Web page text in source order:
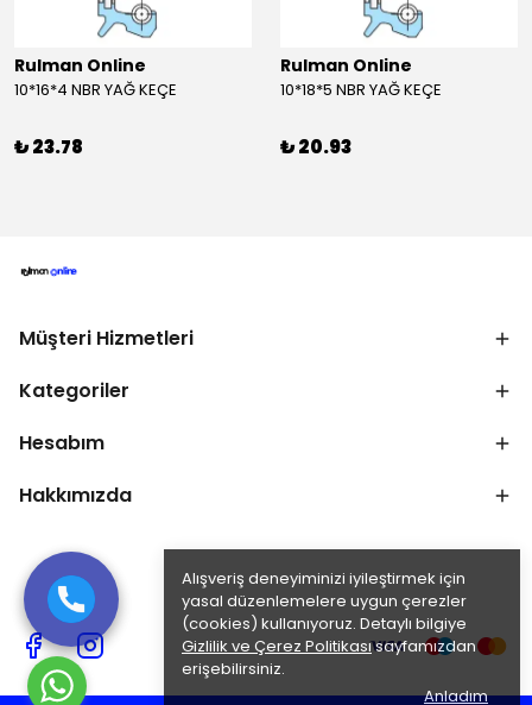
Alışveriş deneyiminizi iyileştirmek için
yasal düzenlemelere uygun çerezler
(cookies) kullanıyoruz. Detaylı bilgiye
Gizlilik ve Çerez Politikasısayfamızdan
erişebilirsiniz.
Anladım
Rulman Online
10*16*4 NBR YAĞ KEÇE
₺ 23.78
Rulman Online
10*18*5 NBR YAĞ KEÇE
₺ 20.93
Müşteri Hizmetleri
Kategoriler
Hesabım
Hakkımızda